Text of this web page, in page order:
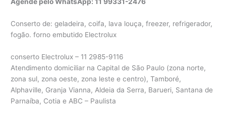
Agende pelo WhatsApp: 11 99331-2476
Conserto de: geladeira, coifa, lava louça, freezer, refrigerador,
fogão. forno embutido Electrolux
conserto Electrolux – 11 2985-9116
Atendimento domiciliar na Capital de São Paulo (zona norte,
zona sul, zona oeste, zona leste e centro), Tamboré,
Alphaville, Granja Vianna, Aldeia da Serra, Barueri, Santana de
Parnaíba, Cotia e ABC – Paulista